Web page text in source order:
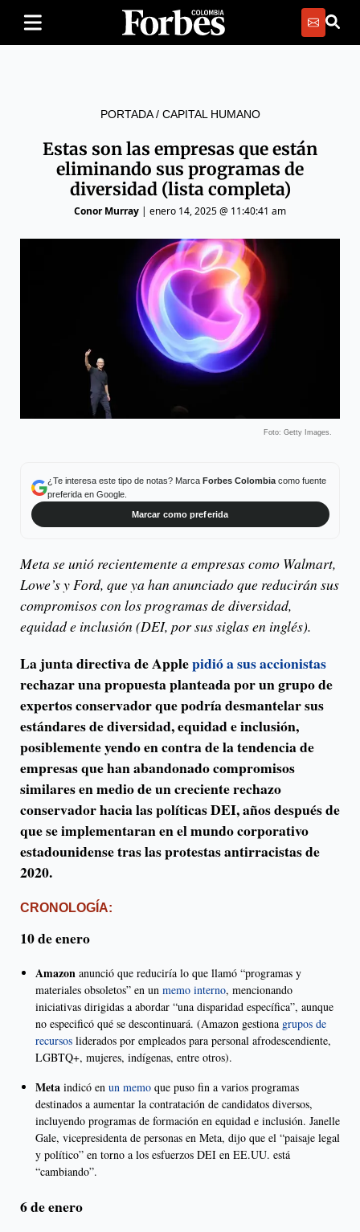
PORTADA/ CAPITAL HUMANO
Estas son las empresas que están
eliminando sus programas de
diversidad (lista completa)
Conor Murray | enero 14, 2025 @ 11:40:41 am
Foto: Getty Images.
¿Te interesa este tipo de notas? Marca Forbes Colombiacomo fuente
preferida en Google.
Marcar como preferida
Meta se unió recientemente a empresas como Walmart,
Lowe’s y Ford, que ya han anunciado que reducirán sus
compromisos con los programas de diversidad,
equidad e inclusión (DEI, por sus siglas en inglés).
La junta directiva de Applepidió a sus accionistas
rechazar una propuesta planteada por un grupo de
expertos conservador que podría desmantelar sus
estándares de diversidad, equidad e inclusión,
posiblemente yendo en contra de la tendencia de
empresas que han abandonado compromisos
similares en medio de un creciente rechazo
conservador hacia las políticas DEI, años después de
que se implementaran en el mundo corporativo
estadounidense tras las protestas antirracistas de
2020.
CRONOLOGÍA:
10 de enero
Amazon anunció que reduciría lo que llamó “programas y
materiales obsoletos” en un memo interno, mencionando
iniciativas dirigidas a abordar “una disparidad específica”, aunque
no especificó qué se descontinuará. (Amazon gestiona grupos de
recursos liderados por empleados para personal afrodescendiente,
LGBTQ+, mujeres, indígenas, entre otros).
Meta indicó en un memo que puso fin a varios programas
destinados a aumentar la contratación de candidatos diversos,
incluyendo programas de formación en equidad e inclusión. Janelle
Gale, vicepresidenta de personas en Meta, dijo que el “paisaje legal
y político” en torno a los esfuerzos DEI en EE.UU. está
“cambiando”.
6 de enero